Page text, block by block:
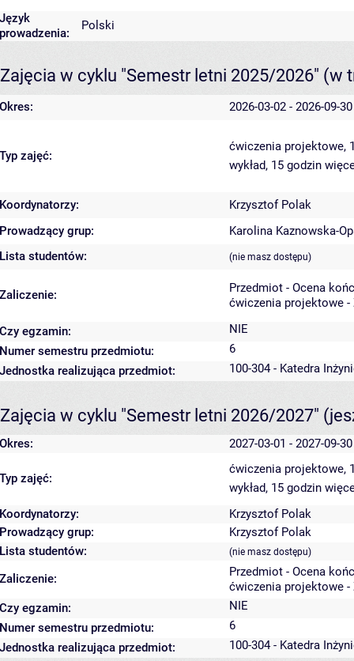
Język
prowadzenia:
Polski
Zajęcia w cyklu "Semestr letni 2025/2026" (w
Okres: 2026-03-02 - 2026-09-30
Typ zajęć:
ćwiczenia projektowe,
wykład, 15 godzin
Koordynatorzy:
Krzysztof Polak
Prowadzący grup:
Karolina Kaznowska-
Lista studentów:
(nie masz dostępu)
Zaliczenie:
Przedmiot - Ocena
ćwiczenia projektowe -
Czy egzamin:
NIE
Numer semestru przedmiotu:
6
Jednostka realizująca przedmiot:
100-304 - Katedra
Zajęcia w cyklu "Semestr letni 2026/2027"
Okres: 2027-03-01 - 2027-09-30
Typ zajęć:
ćwiczenia projektowe,
wykład, 15 godzin
Koordynatorzy:
Krzysztof Polak
Prowadzący grup:
Krzysztof Polak
Lista studentów:
(nie masz dostępu)
Zaliczenie:
Przedmiot - Ocena
ćwiczenia projektowe -
Czy egzamin:
NIE
Numer semestru przedmiotu:
6
Jednostka realizująca przedmiot:
100-304 - Katedra